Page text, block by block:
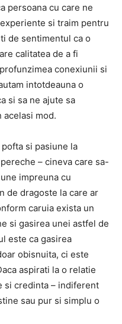
persoana cu care ne
si traim pentru
de sentimentul ca o
calitatea de a fi
conexiunii si
intotdeauna o
si sa ne ajute sa
mod.
si pasiune la
– cineva care sa-
impreuna cu
de dragoste la care ar
caruia exista un
si gasirea unei astfel de
este ca gasirea
obisnuita, ci este
aspirati la o relatie
si credinta – indiferent
sau pur si simplu o